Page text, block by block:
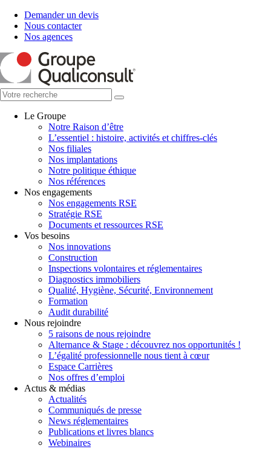
Demander un devis
Nous contacter
Nos agences
Le Groupe
Notre Raison d’être
L’essentiel : histoire, activités et chiffres-clés
Nos filiales
Nos implantations
Notre politique éthique
Nos références
Nos engagements
Nos engagements RSE
Stratégie RSE
Documents et ressources RSE
Vos besoins
Nos innovations
Construction
Inspections volontaires et réglementaires
Diagnostics immobiliers
Qualité, Hygiène, Sécurité, Environnement
Formation
Audit durabilité
Nous rejoindre
5 raisons de nous rejoindre
Alternance & Stage : découvrez nos opportunités !
L’égalité professionnelle nous tient à cœur
Espace Carrières
Nos offres d’emploi
Actus & médias
Actualités
Communiqués de presse
News réglementaires
Publications et livres blancs
Webinaires